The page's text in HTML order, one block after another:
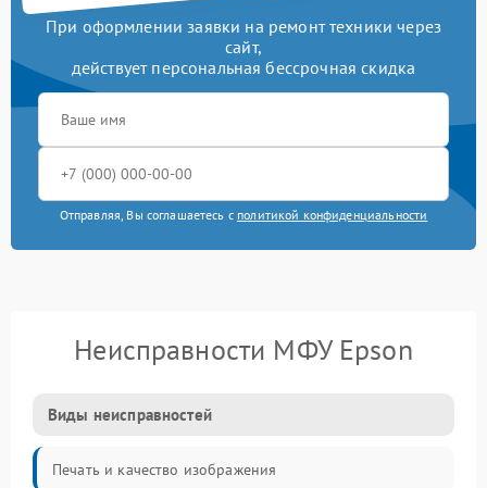
При оформлении заявки на ремонт техники через
сайт,
действует персональная бессрочная скидка
Отправляя, Вы соглашаетесь с политикой конфиденциальности
Неисправности МФУ Epson
Виды неисправностей
Печать и качество изображения